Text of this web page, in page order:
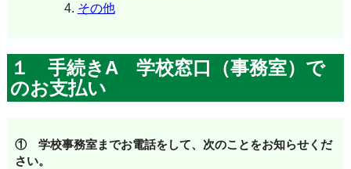
その他
１ 手続きA 学校窓口（事務室）で
のお支払い
① 学校事務室までお電話をして、次のことをお知らせくだ
さい。